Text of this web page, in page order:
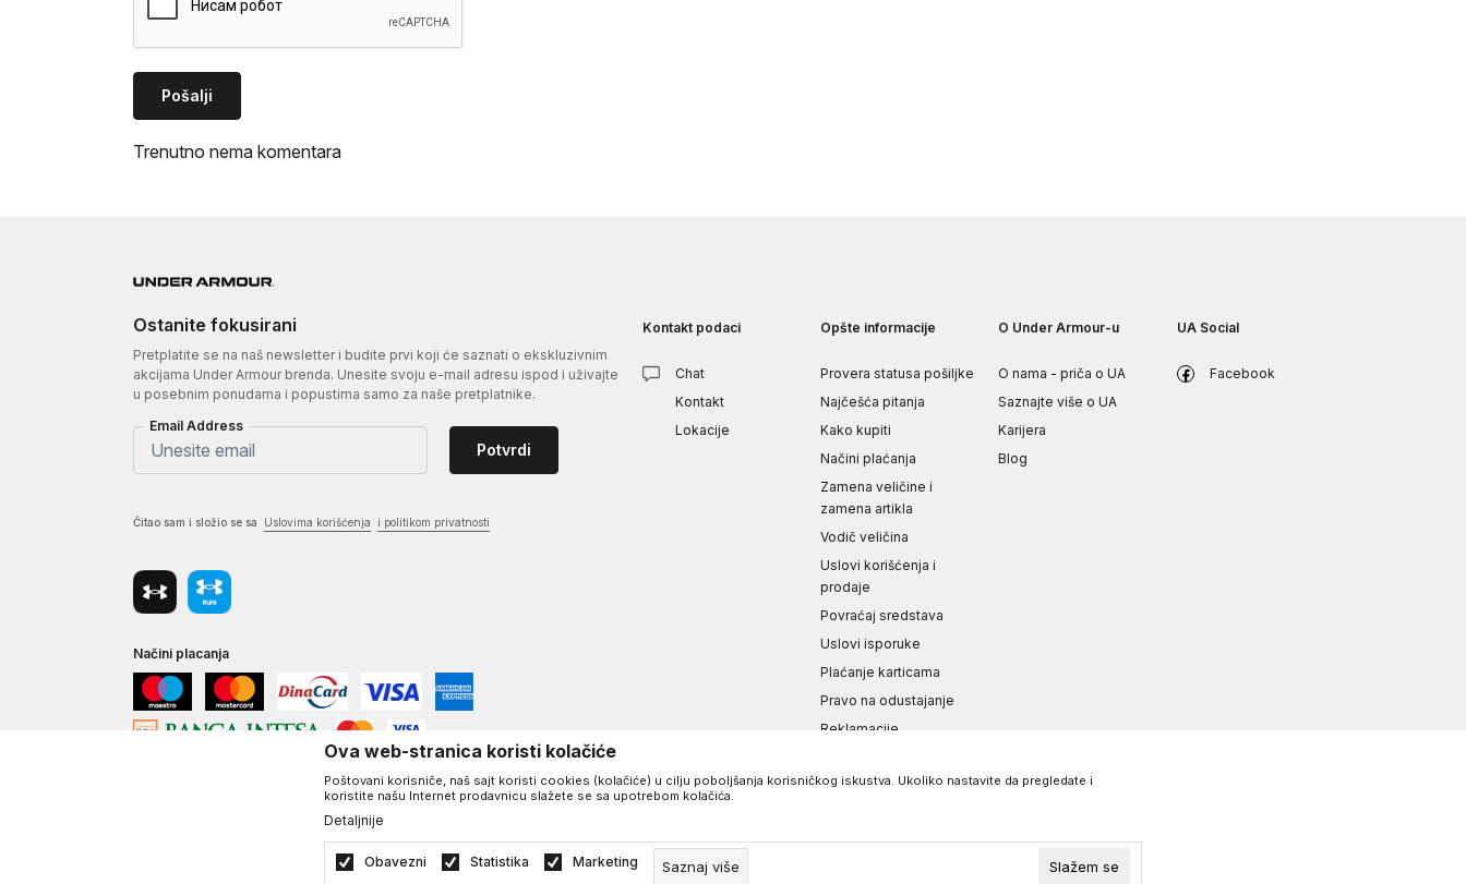
Pošalji
Trenutno nema komentara
Ostanite fokusirani
Pretplatite se na naš newsletter i budite prvi koji će saznati o ekskluzivnim
akcijama Under Armour brenda. Unesite svoju e-mail adresu ispod i uživajte
u posebnim ponudama i popustima samo za naše pretplatnike.
Email Address
Potvrdi
Čitao sam i složio se sa Uslovima korišćenja i politikom privatnosti
Načini placanja
Kontakt podaci
Chat
Kontakt
Lokacije
Opšte informacije
Provera statusa pošiljke
Najčešća pitanja
Kako kupiti
Načini plaćanja
Zamena veličine i
zamena artikla
Vodič veličina
Uslovi korišćenja i
prodaje
Povraćaj sredstava
Uslovi isporuke
Plaćanje karticama
Pravo na odustajanje
Reklamacije
sigurnosti podataka
O Under Armour-u
O nama - priča o UA
Saznajte više o UA
Karijera
Blog
UA Social
Facebook
, IzradaNB SOFT. Sva prava zadržana.
Ova web-stranica koristi kolačiće
Poštovani korisniče, naš sajt koristi cookies (kolačiće) u cilju poboljšanja korisničkog iskustva. Ukoliko nastavite da pregledate i
koristite našu Internet prodavnicu slažete se sa upotrebom kolačića.
Detaljnije
Obavezni Statistika Marketing Saznaj više Slažem se